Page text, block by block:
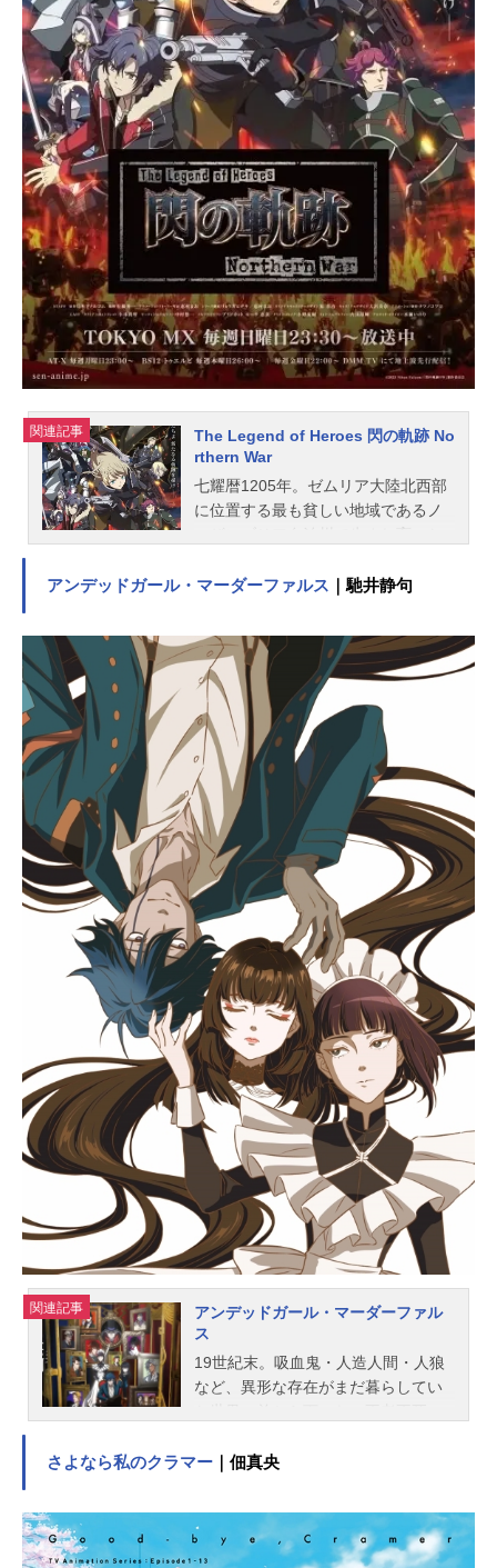
由香：小市眞琴カハベル：斎藤千和
スタッフ原作：山川直輝漫画：奈央
晃徳（講談社「別冊少年マガジン」
連載）監督：羽原久美子シリーズ構
成：吉岡たかをメインキャラクター
デザイン：小島えり 舛舘俊秀サブ
キャラクターデザイン：大場優子色
彩設計：渡辺亜紀美術監督：柴田聡
撮影監督：野村雪菜音響監督：矢野
さとし音楽：伊藤賢音楽制作：ラン
ティスアニメーション制作：MAHOF
ILM主題歌OP：「Antiworld」高槻か
なこED：「カルぺ・ディエム」Liy
u...
関連記事
The Legend of Heroes 閃の軌跡 No
rthern War
七耀暦1205年。ゼムリア大陸北西部
に位置する最も貧しい地域であるノ
め、そして、かつて英雄として崇め
た祖父・ヴラドと自身は違うのだと
証明するため、大陸最大の猟兵団と
して名高い《北の猟兵》に志願し任
務を遂行していた。任務に没頭する
あまり規律違反を繰り返すラヴィ
は、ある時、マーティ、イセリア、
タリオンと小隊を組まされ無謀とも
いえるエレボニア帝国への内偵任務
を命じられる。ノーザンブリアを脅
かす未知の存在《帝国の英雄》の情
報を掴むために―。作品名TheLegen
dofHeroes閃の軌跡NorthernWar放送
形態TVアニメスケジュール2023年1
月8日（日）～2023年3月26日（日）
TOKYOMXほか話数全12話キャスト
ラヴィアン・ウィンスレット：小市
眞琴マーティン・S・ロビンソン：中
村悠一イセリア・フロスト：ブリド
カットセーラ恵美タリオン・ドレイ
ク：小野友樹グラーク・グロマッシ
ュ：壤晴彦ジェイナ・ストーム：園
崎未恵ローガン・ムガード：近藤孝
行イバーノ：福島潤タック：木島隆
一リィン・シュバルツァー：内山昂
輝アルティナ・オライオン：水瀬い
のりギリアス・オズボーン：中田譲
治ル...
アンデッドガール・マーダーファルス ｜馳井静句
関連記事
アンデッドガール・マーダーファル
ス
19世紀末。吸血鬼・人造人間・人狼
など、異形な存在がまだ暮らしてい
異名を持つ半人半鬼の真打津軽と、
共に、怪物専門の探偵“鳥籠使い”とし
て数々の事件を解決しながら、鴉夜
の奪われた体を探してヨーロッパを
さよなら私のクラマー ｜佃真央